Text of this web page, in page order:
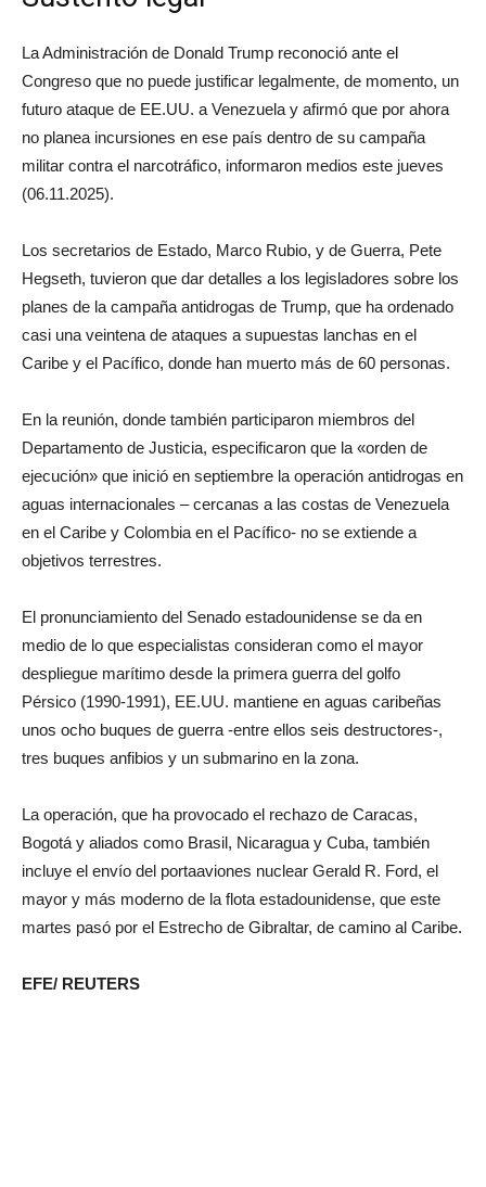
La Administración de Donald Trump reconoció ante el
Congreso que no puede justificar legalmente, de momento, un
futuro ataque de EE.UU. a Venezuela y afirmó que por ahora
no planea incursiones en ese país dentro de su campaña
militar contra el narcotráfico, informaron medios este jueves
(06.11.2025).
Los secretarios de Estado, Marco Rubio, y de Guerra, Pete
Hegseth, tuvieron que dar detalles a los legisladores sobre los
planes de la campaña antidrogas de Trump, que ha ordenado
casi una veintena de ataques a supuestas lanchas en el
Caribe y el Pacífico, donde han muerto más de 60 personas.
En la reunión, donde también participaron miembros del
Departamento de Justicia, especificaron que la «orden de
ejecución» que inició en septiembre la operación antidrogas en
aguas internacionales – cercanas a las costas de Venezuela
en el Caribe y Colombia en el Pacífico- no se extiende a
objetivos terrestres.
El pronunciamiento del Senado estadounidense se da en
medio de lo que especialistas consideran como el mayor
despliegue marítimo desde la primera guerra del golfo
Pérsico (1990-1991), EE.UU. mantiene en aguas caribeñas
unos ocho buques de guerra -entre ellos seis destructores-,
tres buques anfibios y un submarino en la zona.
La operación, que ha provocado el rechazo de Caracas,
Bogotá y aliados como Brasil, Nicaragua y Cuba, también
incluye el envío del portaaviones nuclear Gerald R. Ford, el
mayor y más moderno de la flota estadounidense, que este
martes pasó por el Estrecho de Gibraltar, de camino al Caribe.
EFE/ REUTERS